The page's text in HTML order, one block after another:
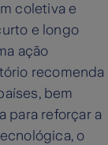
coletiva e
e longo
ação
recomenda
bem
para reforçar a
o